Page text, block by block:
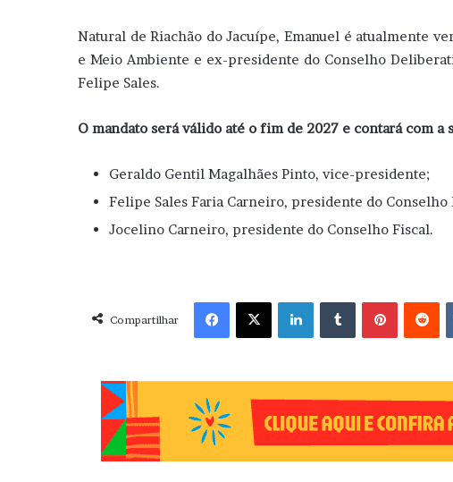
Natural de Riachão do Jacuípe, Emanuel é atualmente
e Meio Ambiente e ex-presidente do Conselho
Felipe Sales.
O mandato será válido até o fim de 2027 e contará com
Geraldo Gentil Magalhães Pinto, vice-presidente;
Felipe Sales Faria Carneiro, presidente do
Jocelino Carneiro, presidente do Conselho Fiscal.
Compartilhar
Facebook X Linkedin